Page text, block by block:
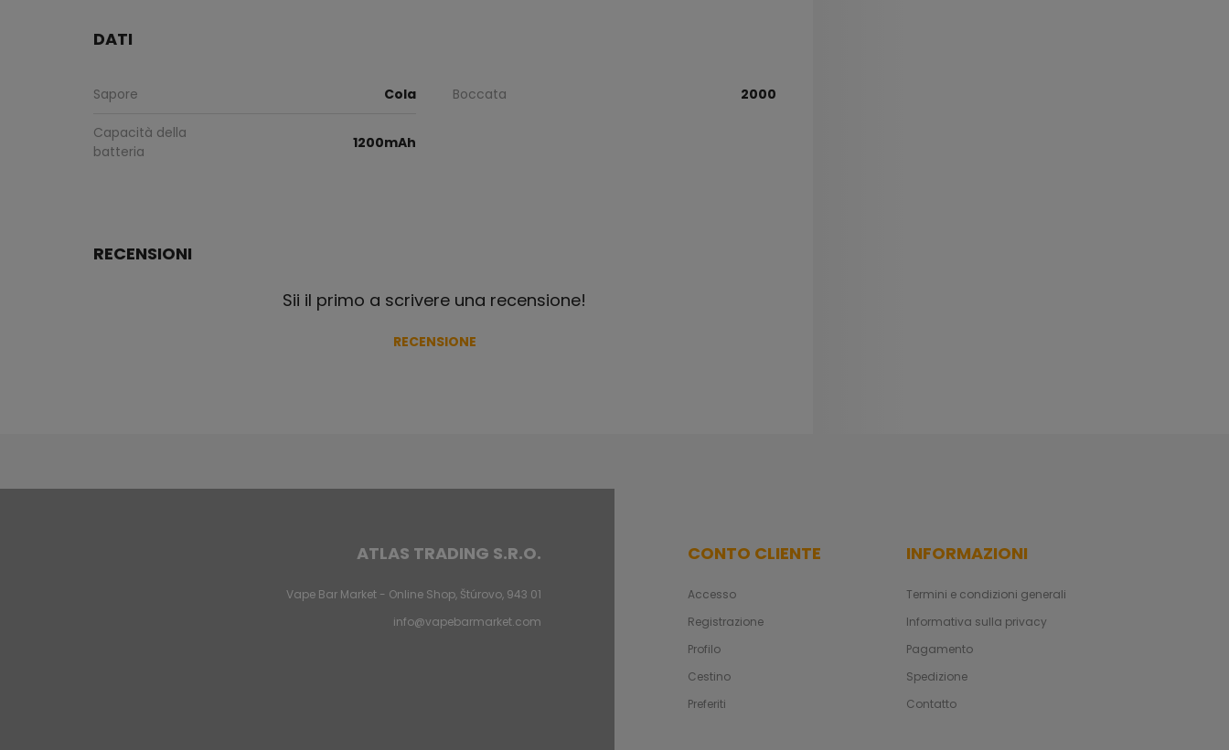
DATI
Sapore Cola Boccata 2000
Capacità della
batteria
1200mAh
RECENSIONI
Sii il primo a scrivere una recensione!
RECENSIONE
ATLAS TRADING S.R.O.
Vape Bar Market - Online Shop, Štúrovo, 943 01
info@vapebarmarket.com
CONTO CLIENTE
Accesso
Registrazione
Profilo
Cestino
Preferiti
INFORMAZIONI
Termini e condizioni generali
Informativa sulla privacy
Pagamento
Spedizione
Contatto